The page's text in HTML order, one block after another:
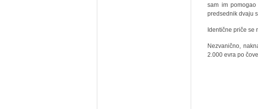
sam im
predsednik dvaju
Identične priče se
Nezvanično,
2.000 evra po